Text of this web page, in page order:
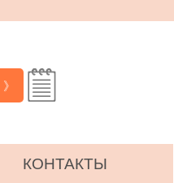
》
КОНТАКТЫ